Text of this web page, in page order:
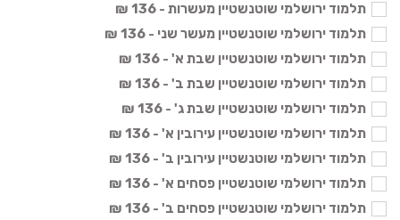
תלמוד ירושלמי שוטנשטיין מעשרות - 136 ₪
תלמוד ירושלמי שוטנשטיין מעשר שני - 136 ₪
תלמוד ירושלמי שוטנשטיין שבת א' - 136 ₪
תלמוד ירושלמי שוטנשטיין שבת ב' - 136 ₪
תלמוד ירושלמי שוטנשטיין שבת ג' - 136 ₪
תלמוד ירושלמי שוטנשטיין עירובין א' - 136 ₪
תלמוד ירושלמי שוטנשטיין עירובין ב' - 136 ₪
תלמוד ירושלמי שוטנשטיין פסחים א' - 136 ₪
תלמוד ירושלמי שוטנשטיין פסחים ב' - 136 ₪